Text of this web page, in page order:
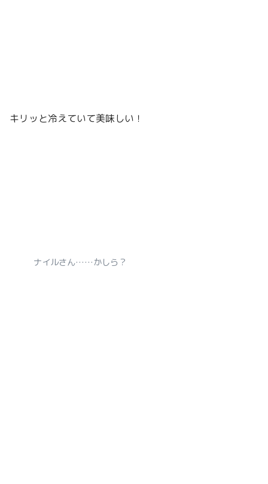
キリッと冷えていて美味しい！
ナイルさん……かしら？